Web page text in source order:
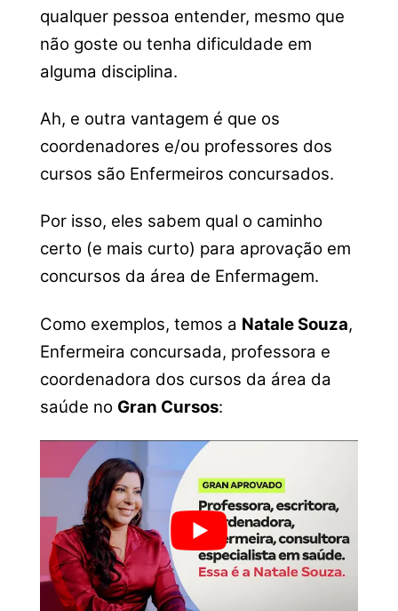
qualquer pessoa entender, mesmo que
não goste ou tenha dificuldade em
alguma disciplina.
Ah, e outra vantagem é que os
coordenadores e/ou professores dos
cursos são Enfermeiros concursados.
Por isso, eles sabem qual o caminho
certo (e mais curto) para aprovação em
concursos da área de Enfermagem.
Como exemplos, temos a Natale Souza,
Enfermeira concursada, professora e
coordenadora dos cursos da área da
saúde no Gran Cursos: